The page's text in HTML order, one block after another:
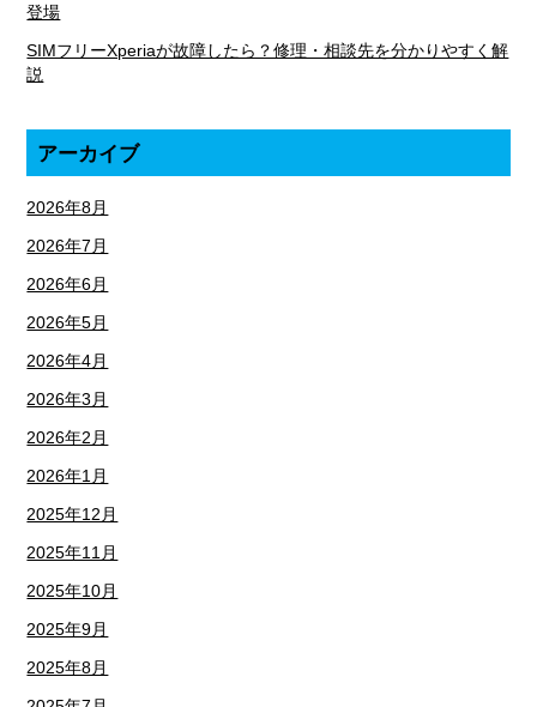
登場
SIMフリーXperiaが故障したら？修理・相談先を分かりやすく解
説
アーカイブ
2026年8月
2026年7月
2026年6月
2026年5月
2026年4月
2026年3月
2026年2月
2026年1月
2025年12月
2025年11月
2025年10月
2025年9月
2025年8月